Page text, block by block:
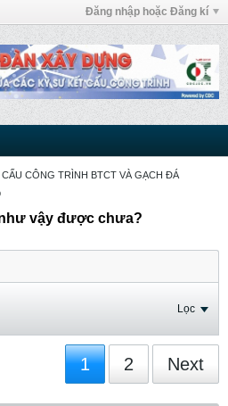
Đăng nhập hoặc Đăng kí
CẤU CÔNG TRÌNH BTCT VÀ GẠCH ĐÁ
vậy được chưa?
Lọc
1 2 Next